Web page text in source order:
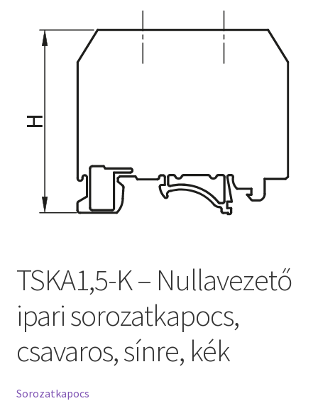
TSKA1,5-K – Nullavezető
ipari sorozatkapocs,
csavaros, sínre, kék
Sorozatkapocs